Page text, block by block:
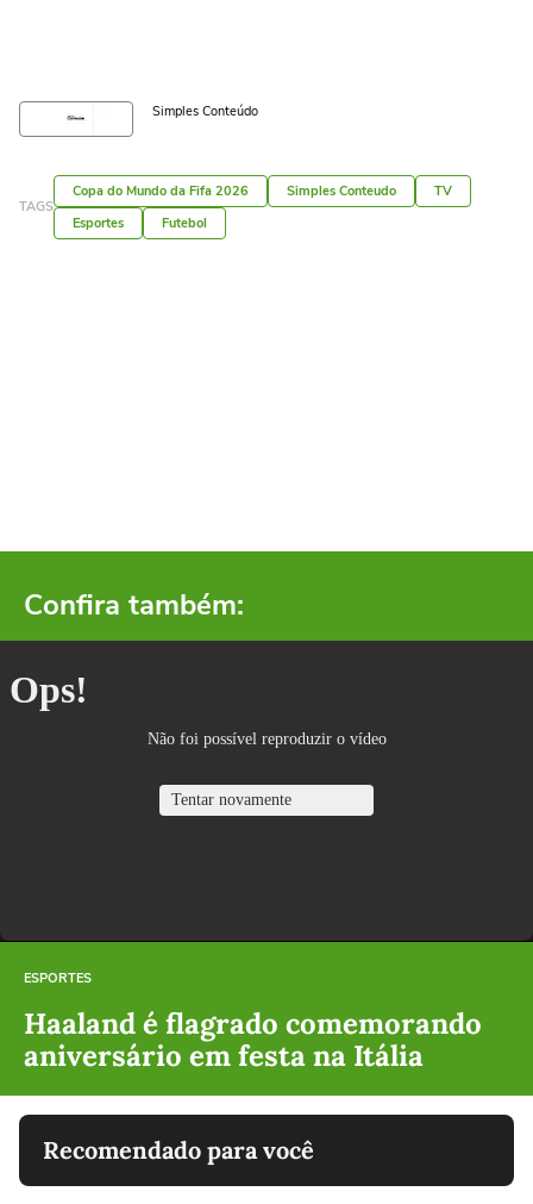
Simples Conteúdo
TAGS
Copa do Mundo da Fifa 2026 Simples Conteudo
TV
Esportes
Futebol
Confira também:
ESPORTES
Haaland é flagrado comemorando
aniversário em festa na Itália
Recomendado para você